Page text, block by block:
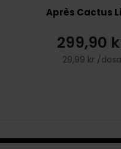
Après Cactus
299,90
29,99 kr /dosa